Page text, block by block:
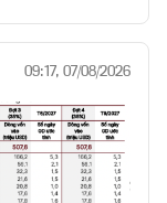
09:17, 07/08/2026